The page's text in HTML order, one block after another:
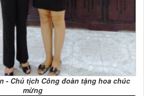
- Chủ tịch Công đoàn tặng hoa chúc
mừng